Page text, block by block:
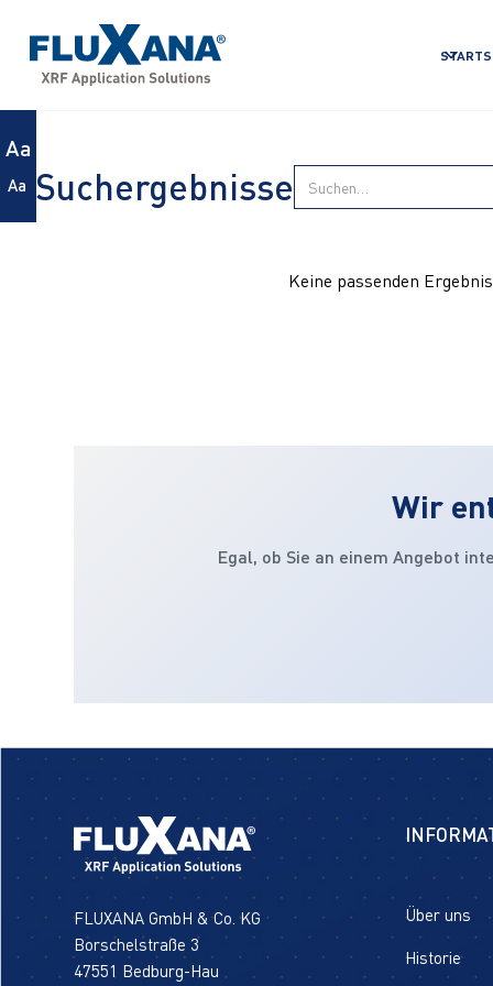
Aa
Aa Suchergebnisse
Keine passenden
Wir
Egal, ob Sie an einem Angebot
FLUXANA GmbH & Co. KG
Borschelstraße 3
47551 Bedburg-Hau
Über uns
Historie